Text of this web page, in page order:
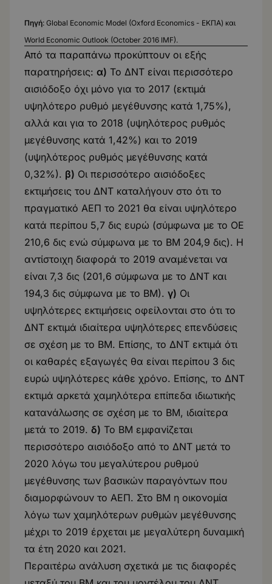
Πηγή: Global Economic Model (Oxford Economics - ΕΚΠΑ) και
World Economic Outlook (October 2016 IMF).
Από τα παραπάνω προκύπτουν οι εξής
παρατηρήσεις: α) Το ΔΝΤ είναι περισσότερο
αισιόδοξο όχι μόνο για το 2017 (εκτιμά
υψηλότερο ρυθμό μεγέθυνσης κατά 1,75%),
αλλά και για το 2018 (υψηλότερος ρυθμός
μεγέθυνσης κατά 1,42%) και το 2019
(υψηλότερος ρυθμός μεγέθυνσης κατά
0,32%). β) Οι περισσότερο αισιόδοξες
εκτιμήσεις του ΔΝΤ καταλήγουν στο ότι το
πραγματικό ΑΕΠ το 2021 θα είναι υψηλότερο
κατά περίπου 5,7 δις ευρώ (σύμφωνα με το ΟΕ
210,6 δις ενώ σύμφωνα με το ΒΜ 204,9 δις). Η
αντίστοιχη διαφορά το 2019 αναμένεται να
είναι 7,3 δις (201,6 σύμφωνα με το ΔΝΤ και
194,3 δις σύμφωνα με το ΒΜ). γ) Οι
υψηλότερες εκτιμήσεις οφείλονται στο ότι το
ΔΝΤ εκτιμά ιδιαίτερα υψηλότερες επενδύσεις
σε σχέση με το ΒΜ. Επίσης, το ΔΝΤ εκτιμά ότι
οι καθαρές εξαγωγές θα είναι περίπου 3 δις
ευρώ υψηλότερες κάθε χρόνο. Επίσης, το ΔΝΤ
εκτιμά αρκετά χαμηλότερα επίπεδα ιδιωτικής
κατανάλωσης σε σχέση με το ΒΜ, ιδιαίτερα
μετά το 2019. δ) Το ΒΜ εμφανίζεται
περισσότερο αισιόδοξο από το ΔΝΤ μετά το
2020 λόγω του μεγαλύτερου ρυθμού
μεγέθυνσης των βασικών παραγόντων που
διαμορφώνουν το ΑΕΠ. Στο ΒΜ η οικονομία
λόγω των χαμηλότερων ρυθμών μεγέθυνσης
μέχρι το 2019 έρχεται με μεγαλύτερη δυναμική
τα έτη 2020 και 2021.
Περαιτέρω ανάλυση σχετικά με τις διαφορές